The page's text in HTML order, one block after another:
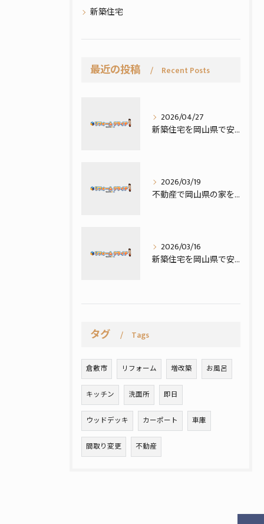
新築住宅
最近の投稿 Recent Posts
2026/04/27
新築住宅を岡山県で安く建てるにはコストダウン実例と賢い選び方徹底解説
2026/03/19
不動産で岡山県の家を建てる土地探しを賢く進める具体的手順と失敗しないコツ
2026/03/16
新築住宅を岡山県で安く建てるための実践ポイントと費用節約法を徹底解説
タグ Tags
倉敷市 リフォーム 増改築 お風呂
キッチン 洗面所 即日
ウッドデッキ カーポート 車庫
間取り変更 不動産